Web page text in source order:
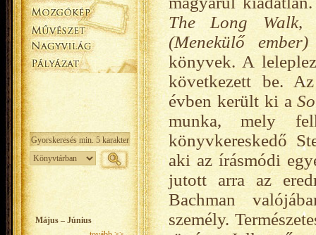
Május – Június
The Long Walk,
(Menekülő ember)
könyvek. A
következett be.
évben került ki a
munka, mely
könyvkereskedő
aki az írásmódi
jutott arra az
Bachman
személy.